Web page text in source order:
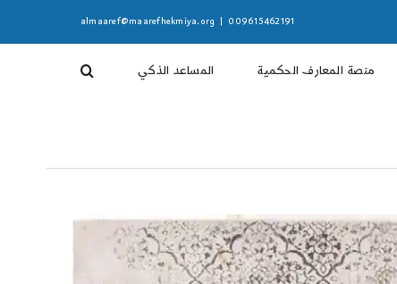
009615462191
almaaref@maarefhekmiya.org
منصة المعارف الحكمية المساعد الذكي